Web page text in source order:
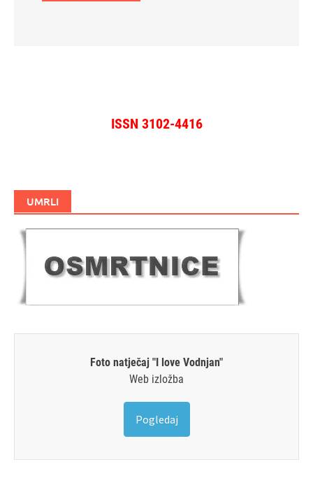
ISSN 3102-4416
UMRLI
Foto natječaj "I love Vodnjan"
Web izložba
Pogledaj